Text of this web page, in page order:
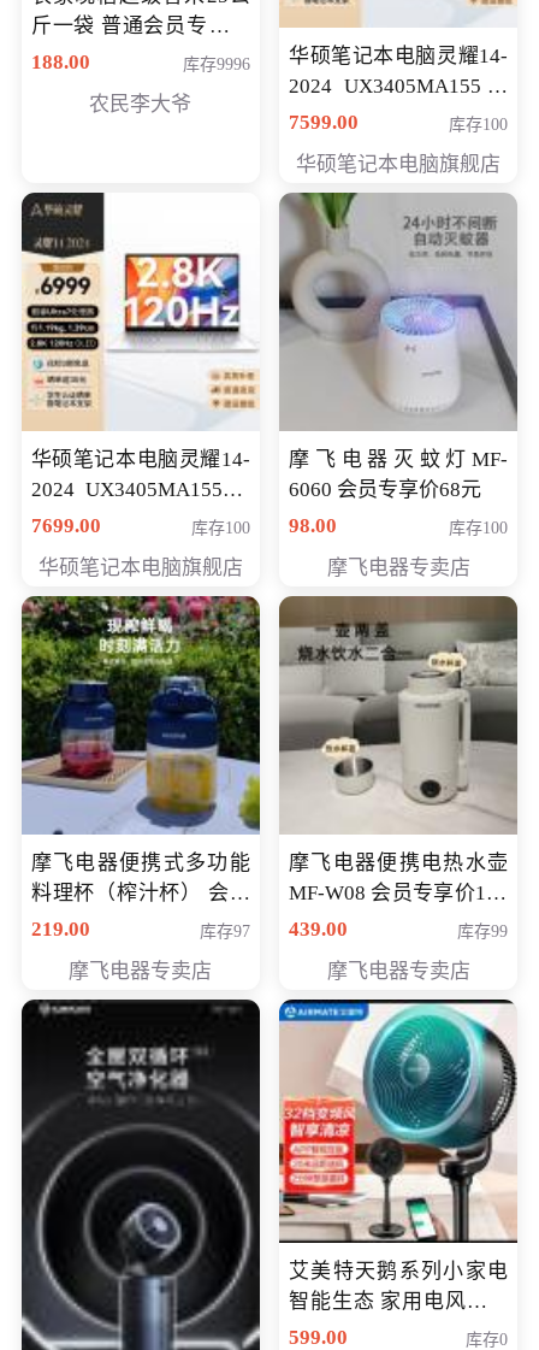
斤一袋 普通会员专享价
格178元
188.00 库存9996
农民李大爷
华硕笔记本电脑灵耀14-
2024 UX3405MA155冰
川银 oled 智慧轻薄本 会
7599.00 库存100
华硕笔记本电脑旗舰店
华硕笔记本电脑灵耀14-
2024 UX3405MA155夜
空蓝 oled 智慧轻薄本 会
7699.00 库存100
华硕笔记本电脑旗舰店
摩飞电器灭蚊灯MF-
6060 会员专享价68元
98.00
库存100
摩飞电器专卖店
摩飞电器便携式多功能
料理杯（榨汁杯） 会员
专享价118元
219.00 库存97
摩飞电器专卖店
摩飞电器便携电热水壶
MF-W08 会员专享价198
元
439.00 库存99
摩飞电器专卖店
艾美特天鹅系列小家电
智能生态 家用电风扇直
流变频节能轻音空气循
599.00 库存0